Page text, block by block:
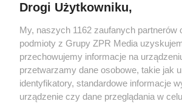
Drogi Użytkowniku,
My, naszych 1162 zaufanych partnerów
podmioty z Grupy ZPR Media
przechowujemy informacje na
przetwarzamy dane osobowe, takie jak
identyfikatory, standardowe informacje
urządzenie czy dane przeglądania w